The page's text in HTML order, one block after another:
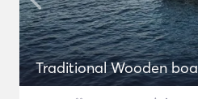
Traditional Wooden